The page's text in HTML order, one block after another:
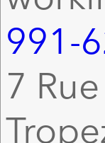
991-
7